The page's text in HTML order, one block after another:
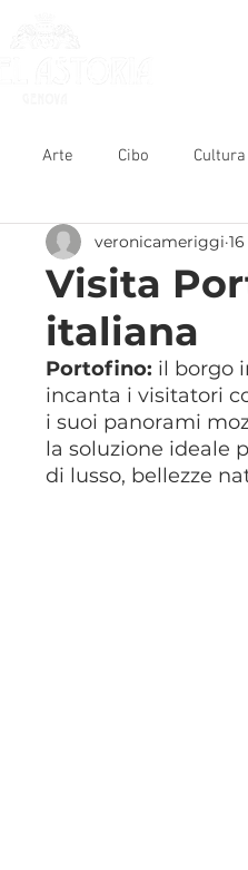
Arte Cibo Cultura
Visita
italiana
veronicameriggi
Portofino: il borgo
incanta i visitatori
i suoi panorami
la soluzione ideale
di lusso, bellezze